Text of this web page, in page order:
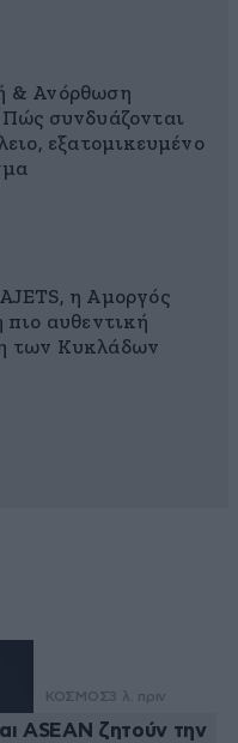
& Ανόρθωση
συνδυάζονται
εξατομικευμένο
η Αμοργός
πιο αυθεντική
των Κυκλάδων
ΚΟΣΜΟΣ3 λ. πριν
ASEAN ζητούν την